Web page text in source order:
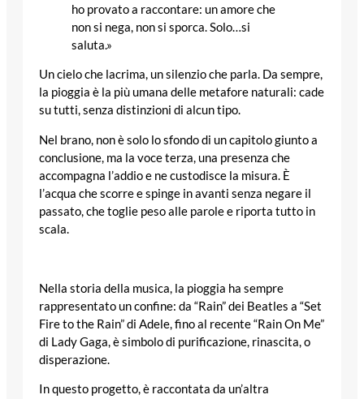
ho provato a raccontare: un amore che
non si nega, non si sporca. Solo…si
saluta.»
Un cielo che lacrima, un silenzio che parla. Da sempre,
la pioggia è la più umana delle metafore naturali: cade
su tutti, senza distinzioni di alcun tipo.
Nel brano, non è solo lo sfondo di un capitolo giunto a
conclusione, ma la voce terza, una presenza che
accompagna l’addio e ne custodisce la misura. È
l’acqua che scorre e spinge in avanti senza negare il
passato, che toglie peso alle parole e riporta tutto in
scala.
Nella storia della musica, la pioggia ha sempre
rappresentato un confine: da “Rain” dei Beatles a “Set
Fire to the Rain” di Adele, fino al recente “Rain On Me”
di Lady Gaga, è simbolo di purificazione, rinascita, o
disperazione.
In questo progetto, è raccontata da un’altra